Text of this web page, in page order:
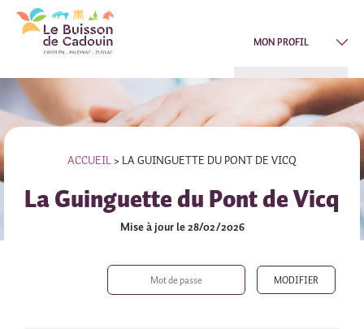
MON PROFIL
ACCUEIL> LA GUINGUETTE DU PONT DE VICQ
La Guinguette du Pont de Vicq
Mise à jour le 28/02/2026